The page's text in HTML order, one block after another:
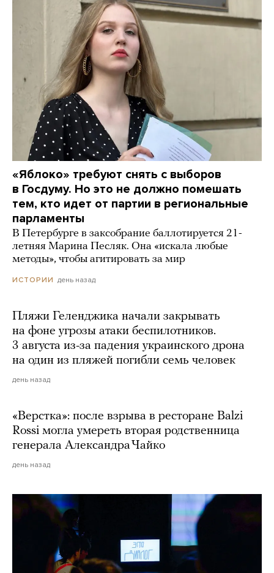
«Яблоко» требуют снять с выборов
в Госдуму. Но это не должно помешать
тем, кто идет от партии в региональные
парламенты
В Петербурге в заксобрание баллотируется 21-
летняя Марина Песляк. Она «искала любые
методы», чтобы агитировать за мир
ИСТОРИИ день назад
Пляжи Геленджика начали закрывать
на фоне угрозы атаки беспилотников.
3 августа из-за падения украинского дрона
на один из пляжей погибли семь человек
день назад
«Верстка»: после взрыва в ресторане Balzi
Rossi могла умереть вторая родственница
генерала Александра Чайко
день назад